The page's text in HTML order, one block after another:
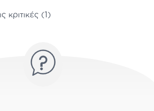
κριτικές (1)